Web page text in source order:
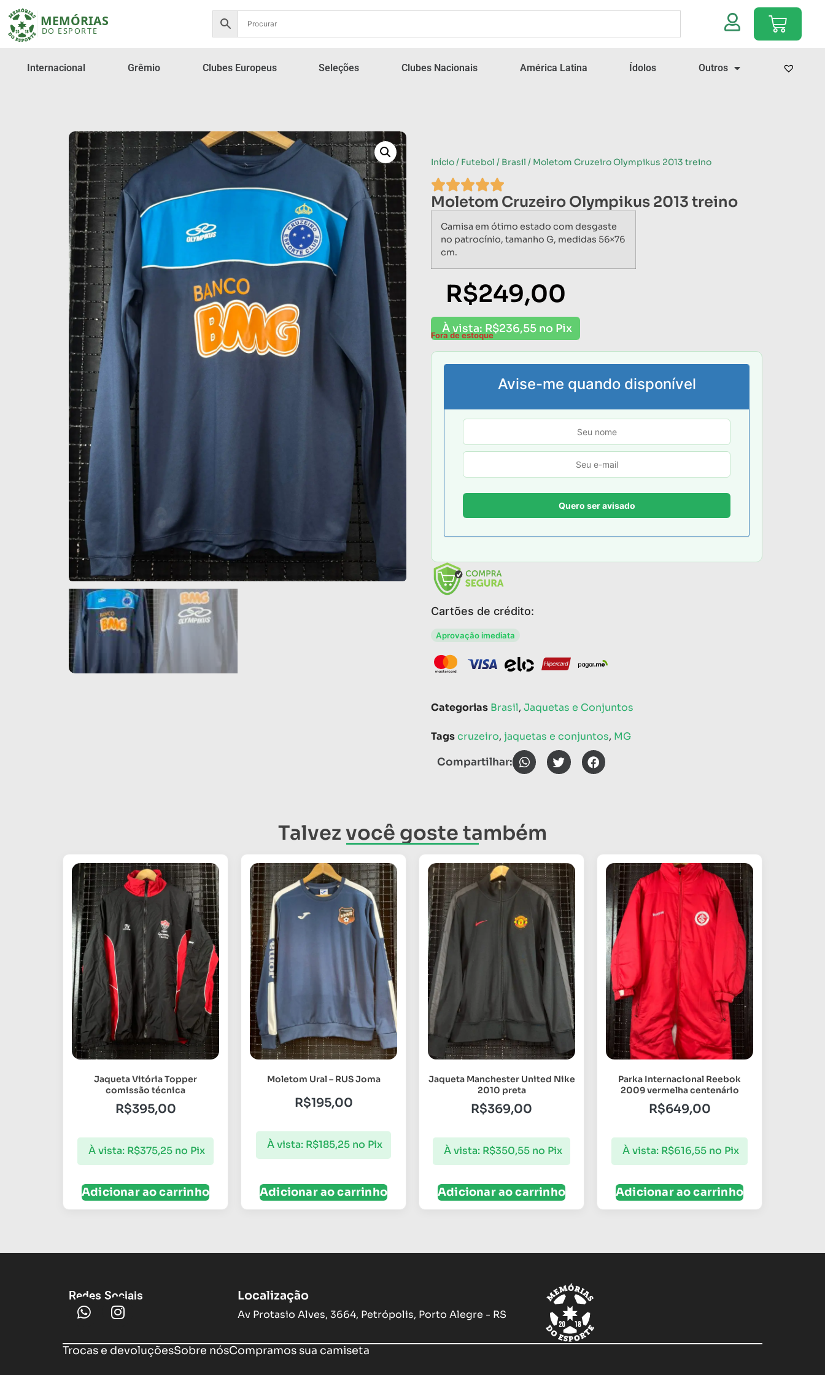
Internacional Grêmio Clubes Europeus Seleções Clubes Nacionais América Latina Ídolos Outros
Início/ Futebol / Brasil / Moletom Cruzeiro Olympikus 2013 treino
Moletom Cruzeiro Olympikus 2013 treino
Camisa em ótimo estado com desgaste
no patrocínio, tamanho G, medidas 56×76
cm.
R$249,00
À vista: R$236,55 no Pix
Fora de estoque
Avise-me quando disponível
Cartões de crédito:
Aprovação imediata
Categorias Brasil, Jaquetas e Conjuntos
Tagscruzeiro, jaquetas e conjuntos, MG
Compartilhar:
Talvez você goste também
Jaqueta Vitória Topper
comissão técnica
R$395,00
À vista: R$375,25 no Pix
Adicionar ao carrinho
Moletom Ural – RUS Joma
R$195,00
À vista: R$185,25 no Pix
Adicionar ao carrinho
Jaqueta Manchester United Nike
2010 preta
R$369,00
À vista: R$350,55 no Pix
Adicionar ao carrinho
Parka Internacional Reebok
2009 vermelha centenário
R$649,00
À vista: R$616,55 no Pix
Adicionar ao carrinho
Redes Sociais Localização
Av Protasio Alves, 3664, Petrópolis, Porto Alegre - RS
Trocas e devoluçõesSobre nósCompramos sua camiseta